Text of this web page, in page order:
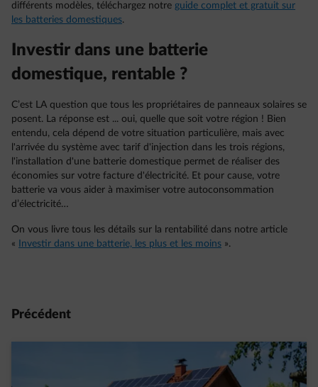
différents modèles, téléchargez notre guide complet et gratuit sur
les batteries domestiques.
Investir dans une batterie
domestique, rentable ?
C’est LA question que tous les propriétaires de panneaux solaires se
posent. La réponse est ... oui, quelle que soit votre région ! Bien
entendu, cela dépend de votre situation particulière, mais avec
l'arrivée du système avec tarif d'injection dans les trois régions,
l'installation d'une batterie domestique permet de réaliser des
économies sur votre facture d'électricité. Et pour cause, votre
batterie va vous aider à maximiser votre autoconsommation
d’électricité…
On vous livre tous les détails sur la rentabilité dans notre article
«
Investir dans une batterie, les plus et les moins ».
Précédent